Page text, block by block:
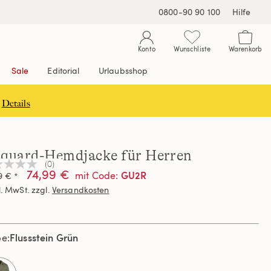
0800-90 90 100 Hilfe
Konto Wunschliste Warenkorb
Sale Editorial Urlaubsshop
Details
Hemdjacke für Herren
(0)
€ * 74,99 € mit Code: GU2R
MwSt. zzgl. Versandkosten
Flussstein Grün